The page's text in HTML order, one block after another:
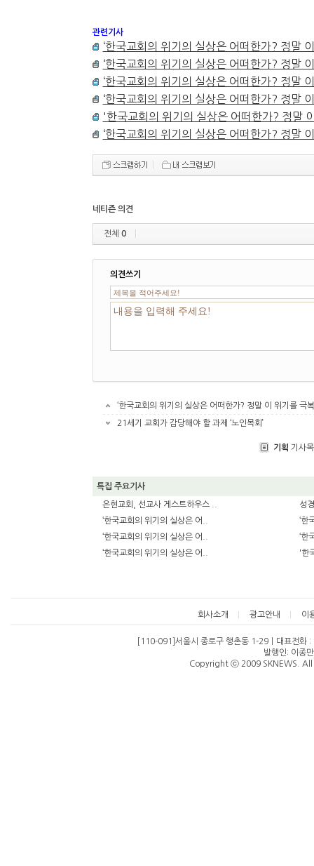
관련기사
‘한국교회의 위기의 실상은 어떠한가? 정말
‘한국교회의 위기의 실상은 어떠한가? 정말
‘한국교회의 위기의 실상은 어떠한가? 정말
‘한국교회의 위기의 실상은 어떠한가? 정말
'한국교회의 위기의 실상은 어떠한가? 정말
‘한국교회의 위기의 실상은 어떠한가? 정말
네티즌 의견
전체 0
의견쓰기
‘한국교회의 위기의 실상은 어떠한가? 정말 이 위기를 극
21세기 교회가 감당해야 할 과제 ‘노인목회’
기획 기사
특집 주요기사
은현교회, 선교사 게스트하우스 ..
성
‘한국교회의 위기의 실상은 어..
‘한
‘한국교회의 위기의 실상은 어..
‘한
‘한국교회의 위기의 실상은 어..
'한
회사소개 광고안내 이
[110-091]서울시 종로구 행촌동 1-29ㅣ대표전
발행인: 이종
Copyright ⓒ 2009 SKNEWS.